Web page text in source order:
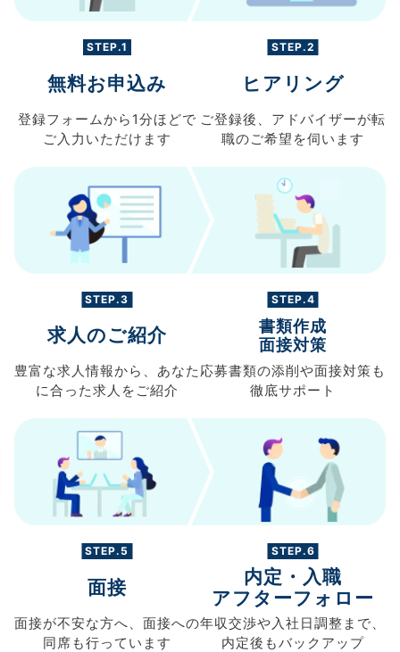
STEP.1
無料お申込み
登録フォームから 1分ほどで
ご入力 いただけます
STEP.2
ヒアリング
ご登録後、 アドバイザーが転
職のご希望を伺います
STEP.3
求人のご紹介
豊富な求人情報から、 あなた
に合った求人を ご紹介
STEP.4
書類作成
面接対策
応募書類の添削や面接対策も
徹底サポート
STEP.5
面接
面接が不安な方へ、 面接への
同席も行っています
STEP.6
内定・入職
アフターフォロー
年収交渉や入社日調整まで、
内定後もバックアップ